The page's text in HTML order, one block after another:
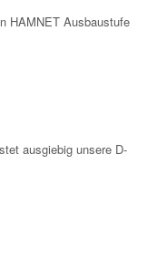
HAMNET Ausbaustufe
ausgiebig unsere D-